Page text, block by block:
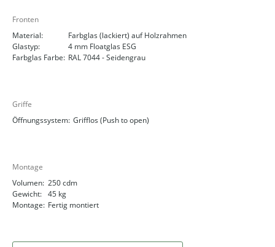
Fronten
Material:
Farbglas (lackiert) auf Holzrahmen
Glastyp:
4 mm Floatglas ESG
Farbglas Farbe: RAL 7044 - Seidengrau
Griffe
Öffnungssystem: Grifflos (Push to open)
Montage
Volumen: 250 cdm
Gewicht: 45 kg
Montage: Fertig montiert